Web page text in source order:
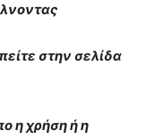
στην σελίδα
η χρήση ή η